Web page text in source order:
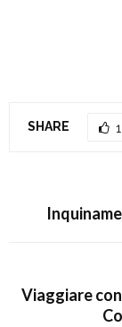
SHARE 1
Viaggiare con